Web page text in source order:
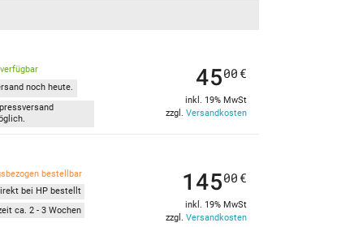
noch heute.
4500 €
inkl. 19% MwSt
zzgl. Versandkosten
bestellbar
bei HP bestellt
ca. 2 - 3 Wochen
14500 €
inkl. 19% MwSt
zzgl. Versandkosten